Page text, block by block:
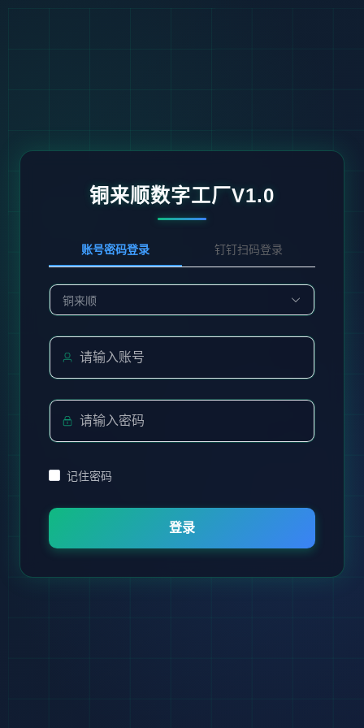
铜来顺数字工厂V1.0
账号密码登录 钉钉扫码登录
铜来顺
记住密码
登录